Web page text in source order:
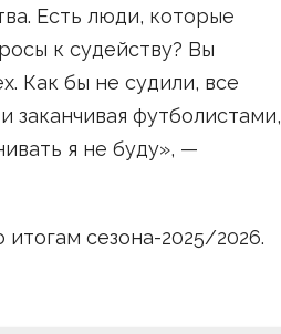
Есть люди, которые
к судейству? Вы
Как бы не судили, все
заканчивая футболистами,
я не буду», —
сезона-2025/2026.